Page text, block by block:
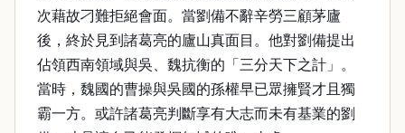
次藉故刁難拒絕會面。當劉備不辭辛勞三顧茅廬
後，終於見到諸葛亮的廬山真面目。他對劉備提出
佔領西南領域與吳、魏抗衡的「三分天下之計」。
當時，魏國的曹操與吳國的孫權早已眾擁賢才且獨
霸一方。或許諸葛亮判斷享有大志而未有基業的劉